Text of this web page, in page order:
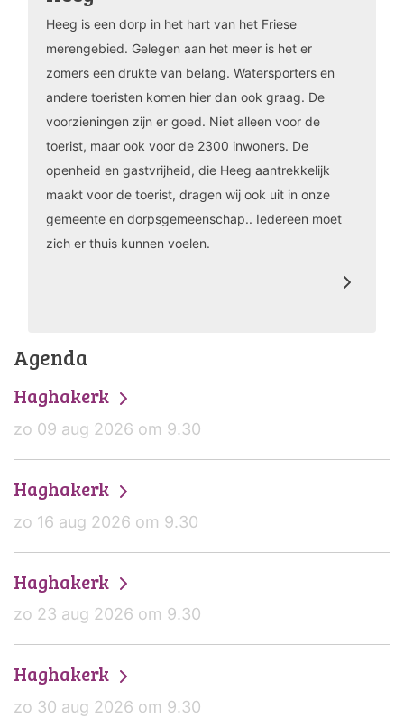
Heeg is een dorp in het hart van het Friese
merengebied. Gelegen aan het meer is het er
zomers een drukte van belang. Watersporters en
andere toeristen komen hier dan ook graag. De
voorzieningen zijn er goed. Niet alleen voor de
toerist, maar ook voor de 2300 inwoners. De
openheid en gastvrijheid, die Heeg aantrekkelijk
maakt voor de toerist, dragen wij ook uit in onze
gemeente en dorpsgemeenschap.. Iedereen moet
zich er thuis kunnen voelen.
Agenda
Haghakerk
zo 09 aug 2026 om 9.30
Haghakerk
zo 16 aug 2026 om 9.30
Haghakerk
zo 23 aug 2026 om 9.30
Haghakerk
zo 30 aug 2026 om 9.30